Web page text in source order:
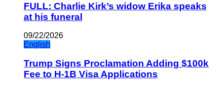
FULL: Charlie Kirk’s widow Erika speaks
at his funeral
09/22/2026
English
Trump Signs Proclamation Adding $100k
Fee to H-1B Visa Applications